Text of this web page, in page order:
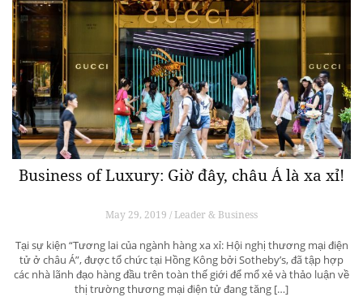
Business of Luxury: Giờ đây, châu Á là xa xỉ!
May 29, 2019 / Leader & Business
Tại sự kiện “Tương lai của ngành hàng xa xỉ: Hội nghị thương mại điện
tử ở châu Á”, được tổ chức tại Hồng Kông bởi Sotheby’s, đã tập hợp
các nhà lãnh đạo hàng đầu trên toàn thế giới để mổ xẻ và thảo luận về
thị trường thương mại điện tử đang tăng […]